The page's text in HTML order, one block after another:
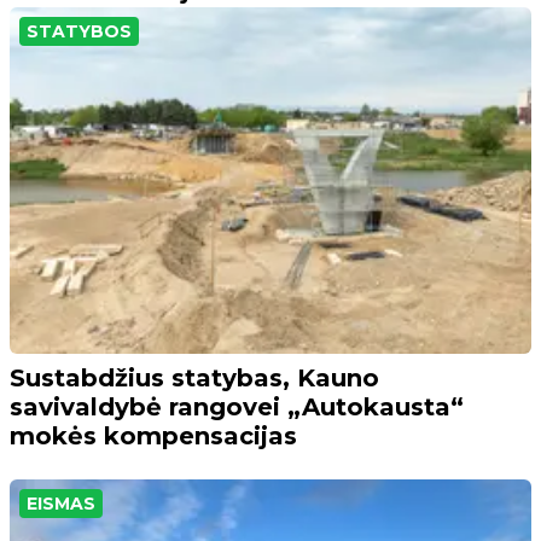
STATYBOS
Sustabdžius statybas, Kauno
savivaldybė rangovei „Autokausta“
mokės kompensacijas
EISMAS